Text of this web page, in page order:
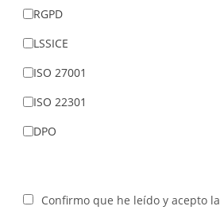
RGPD
LSSICE
ISO 27001
ISO 22301
DPO
Confirmo que he leído y acepto la